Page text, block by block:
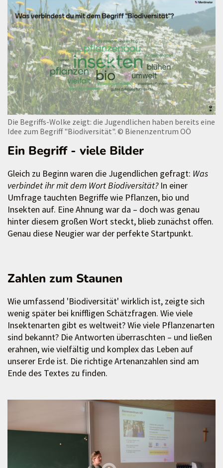
Die Begriffs-Wolke zeigt: die Jugendlichen haben bereits eine
Idee zum Begriff "Biodiversität". © Bienenzentrum OÖ
Ein Begriff - viele Bilder
Gleich zu Beginn waren die Jugendlichen gefragt: Was
verbindet ihr mit dem Wort Biodiversität?In einer
Umfrage tauchten Begriffe wie Pflanzen, bio und
Insekten auf. Eine Ahnung war da – doch was genau
hinter diesem großen Wort steckt, blieb zunächst offen.
Genau diese Neugier war der perfekte Startpunkt.
Zahlen zum Staunen
Wie umfassend 'Biodiversität' wirklich ist, zeigte sich
wenig später bei kniffligen Schätzfragen. Wie viele
Insektenarten gibt es weltweit? Wie viele Pflanzenarten
sind bekannt? Die Antworten überraschten – und ließen
erahnen, wie vielfältig und komplex das Leben auf
unserer Erde ist. Die richtige Artenanzahlen sind am
Ende des Textes zu finden.